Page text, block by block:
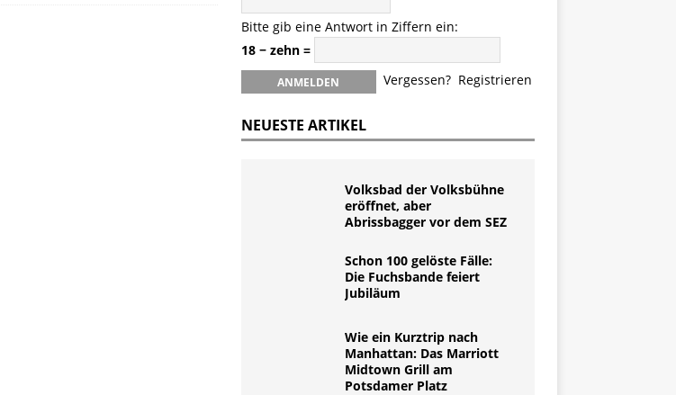
Bitte gib eine Antwort in Ziffern ein:
18 − zehn =
Vergessen? Registrieren
NEUESTE ARTIKEL
Volksbad der Volksbühne
eröffnet, aber
Abrissbagger vor dem SEZ
Schon 100 gelöste Fälle:
Die Fuchsbande feiert
Jubiläum
Wie ein Kurztrip nach
Manhattan: Das Marriott
Midtown Grill am
Potsdamer Platz